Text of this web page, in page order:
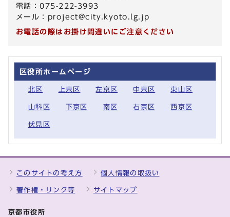
電話：075-222-3993
メール： project@city.kyoto.lg.jp
お電話の際はお掛け間違いにご注意ください
区役所ホームページ
北区 上京区 左京区 中京区 東山区
山科区 下京区 南区 右京区 西京区
伏見区
このサイトの考え方 個人情報の取扱い
著作権・リンク等 サイトマップ
京都市役所